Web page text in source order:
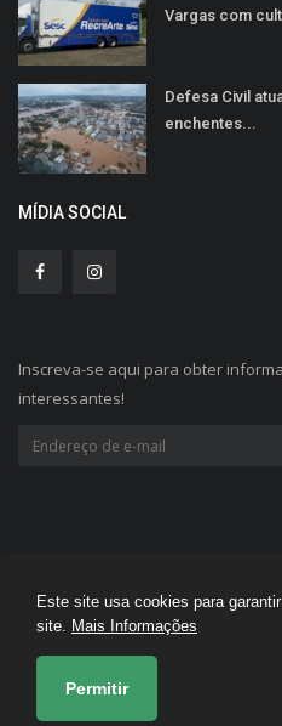
Vargas com
Defesa Civil
enchentes...
MÍDIA SOCIAL
Inscreva-se aqui para obter
interessantes!
A FOLHA REGIONAL ©
Desenvolvido por
Este site usa cookies para
site. Mais Informações
Permitir